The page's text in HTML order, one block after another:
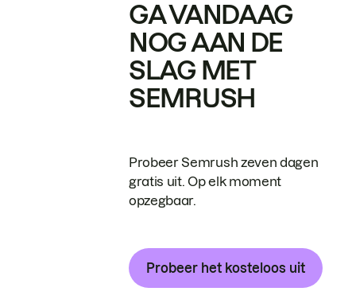
GA VANDAAG
NOG AAN DE
SLAG MET
SEMRUSH
Probeer Semrush zeven dagen
gratis uit. Op elk moment
opzegbaar.
Probeer het kosteloos uit